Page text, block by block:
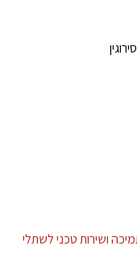
ושירות טכני לשתלי